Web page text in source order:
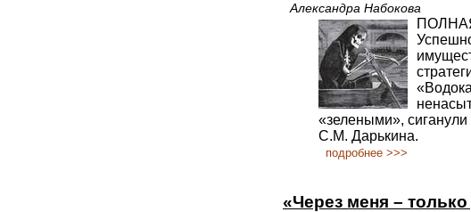
Александра Набокова
«зелеными», сиганули
С.М. Дарькина.
подробнее >>>
«Через меня – только